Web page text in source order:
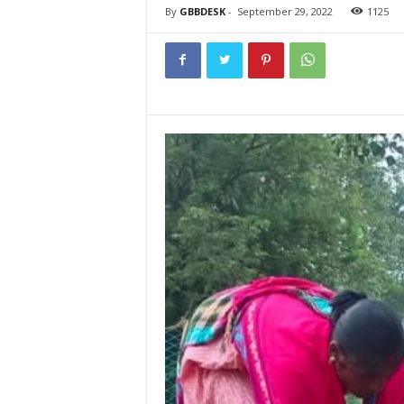
By GBBDESK- September 29, 2022 1125